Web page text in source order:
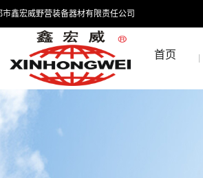
市鑫宏威野营装备器材有限责任公司
首页